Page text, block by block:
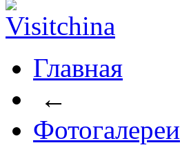
Главная
←
Фотогалереи